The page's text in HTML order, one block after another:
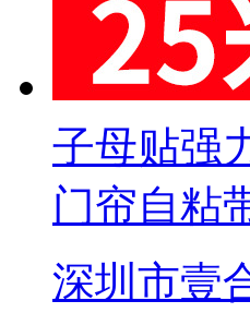
子母贴强
门帘自粘
深圳市壹